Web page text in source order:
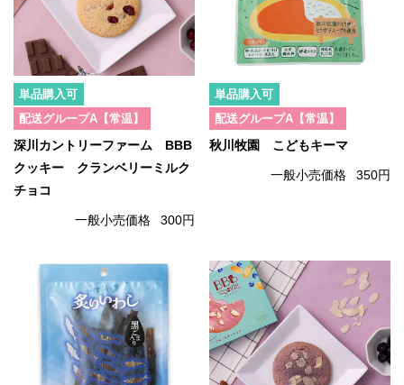
単品購入可
配送グループA【常温】
深川カントリーファーム BBB
クッキー クランベリーミルク
チョコ
一般小売価格 300円
単品購入可
配送グループA【常温】
秋川牧園 こどもキーマ
一般小売価格 350円